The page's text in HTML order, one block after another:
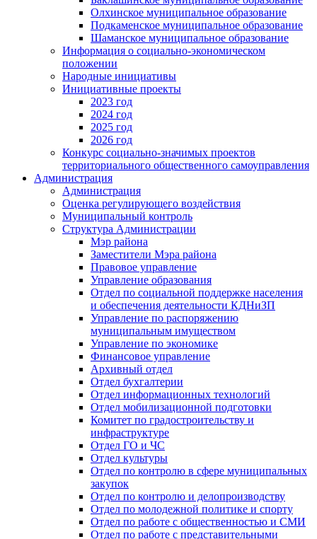
Олхинское муниципальное образование
Подкаменское муниципальное образование
Шаманское муниципальное образование
Информация о социально-экономическом
положении
Народные инициативы
Инициативные проекты
2023 год
2024 год
2025 год
2026 год
Конкурс социально-значимых проектов
территориального общественного самоуправления
Администрация
Администрация
Оценка регулирующего воздействия
Муниципальный контроль
Структура Администрации
Мэр района
Заместители Мэра района
Правовое управление
Управление образования
Отдел по социальной поддержке населения
и обеспечения деятельности КДНиЗП
Управление по распоряжению
муниципальным имуществом
Управление по экономике
Финансовое управление
Архивный отдел
Отдел бухгалтерии
Отдел информационных технологий
Отдел мобилизационной подготовки
Комитет по градостроительству и
инфраструктуре
Отдел ГО и ЧС
Отдел культуры
Отдел по контролю в сфере муниципальных
закупок
Отдел по контролю и делопроизводству
Отдел по молодежной политике и спорту
Отдел по работе с общественностью и СМИ
Отдел по работе с представительными